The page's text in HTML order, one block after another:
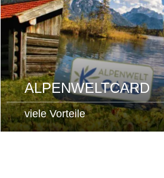
ALPENWELTCARD
viele Vorteile